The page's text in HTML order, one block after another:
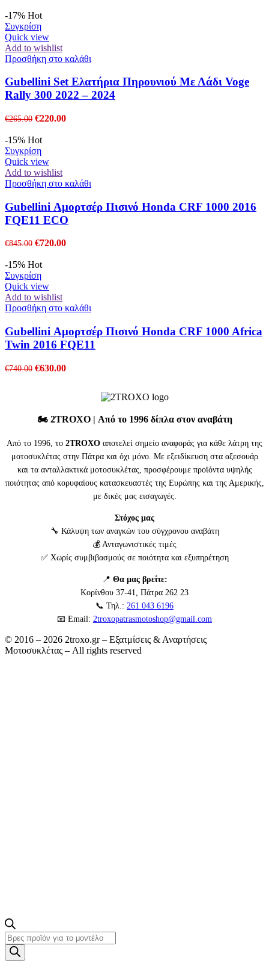
was:
€1,145.00.
-17% Hot
Συγκρίση
Quick view
Add to wishlist
Προσθήκη στο καλάθι
Gubellini Set Ελατήρια Πηρουνιού Με Λάδι Voge
Rally 300 2022 – 2024
€265.00 Original
was:
€265.00.
€220.00Η
-15% Hot
Συγκρίση
Quick view
Add to wishlist
Προσθήκη στο καλάθι
Gubellini Αμορτσέρ Πισινό Honda CRF 1000 2016
FQE11 ECO
€845.00 Original
was:
€845.00.
€720.00Η
-15% Hot
Συγκρίση
Quick view
Add to wishlist
Προσθήκη στο καλάθι
Gubellini Αμορτσέρ Πισινό Honda CRF 1000 Africa
Twin 2016 FQE11
€740.00 Original
€630.00Η
🏍️ 2TROXO| Από το 1996 δίπλα στον αναβάτη
Από το 1996, το 2TROXO αποτελεί σημείο αναφοράς για κάθε λάτρη της
μοτοσυκλέτας στην Πάτρα και όχι μόνο. Με εξειδίκευση στα αξεσουάρ
και τα ανταλλακτικά μοτοσυκλέτας, προσφέρουμε προϊόντα υψηλής
ποιότητας από κορυφαίους κατασκευαστές της Ευρώπης και της Αμερικής,
με δικές μας εισαγωγές.
Στόχος μας
🔧 Κάλυψη των αναγκών του σύγχρονου αναβάτη
💰 Ανταγωνιστικές τιμές
✅ Χωρίς συμβιβασμούς σε ποιότητα και εξυπηρέτηση
📍 Θα μας βρείτε:
Κορίνθου 37-41, Πάτρα 262 23
📞 Τηλ.: 261 043 6196
📧 Email: 2troxopatrasmotoshop@gmail.com
© 2016 – 2026 2troxo.gr – Εξατμίσεις & Αναρτήσεις
Μοτοσυκλέτας – All rights reserved
Products
search